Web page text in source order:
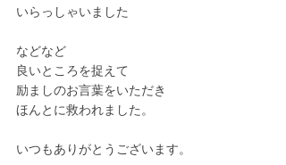
いらっしゃいました
などなど
良いところを捉えて
励ましのお言葉をいただき
ほんとに救われました。
いつもありがとうございます。